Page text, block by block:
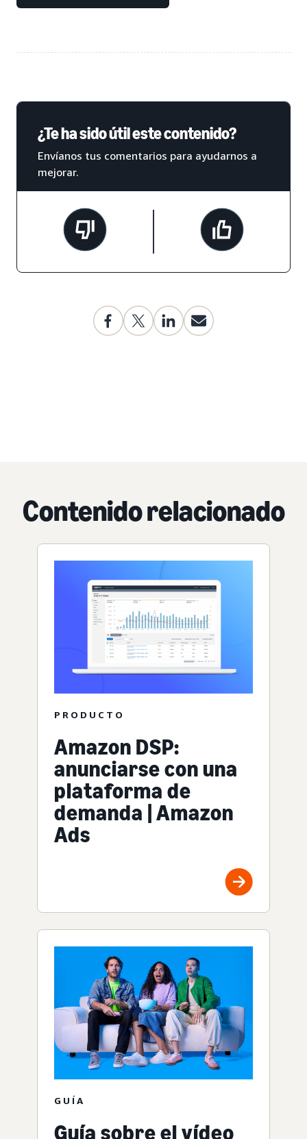
¿Te ha sido útil este contenido?
Envíanos tus comentarios para ayudarnos a
mejorar.
Contenido relacionado
PRODUCTO
Amazon DSP:
anunciarse con una
plataforma de
demanda | Amazon
Ads
GUÍA
Guía sobre el vídeo